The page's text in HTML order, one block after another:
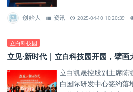
创始人 资讯 2025-04-10 10:20:39
立白科技园
立见·新时代 | 立白科技园开园，擘画
立白凯晟控股副主席陈
白国际研发中心签约落